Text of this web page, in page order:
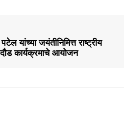
यांच्या जयंतीनिमित्त राष्ट्रीय
कार्यक्रमाचे आयोजन